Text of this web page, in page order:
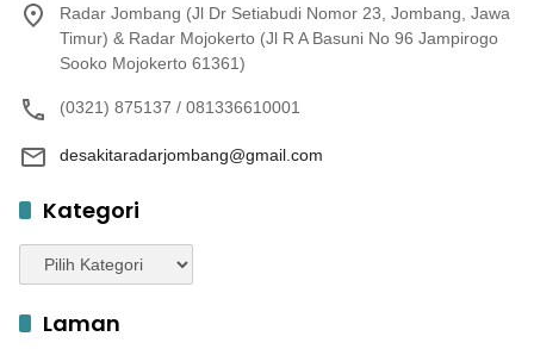
Radar Jombang (Jl Dr Setiabudi Nomor 23, Jombang, Jawa
Timur) & Radar Mojokerto (Jl R A Basuni No 96 Jampirogo
Sooko Mojokerto 61361)
(0321) 875137 / 081336610001
desakitaradarjombang@gmail.com
Kategori
Kategori
Laman